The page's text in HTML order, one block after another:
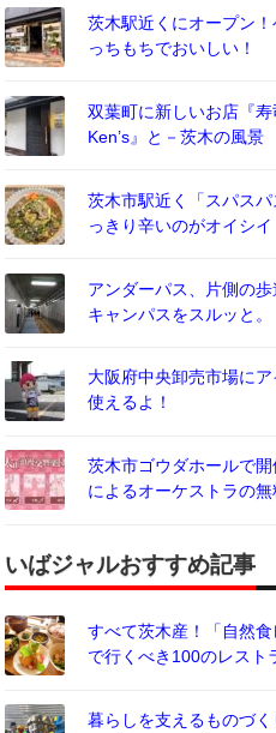
茨木駅近くにオープン
っちもちでおいしい！
双葉町に新しいお店『
Ken’s』と－茨木の風景
茨木市駅近く「スパス
っきり辛いのがオイシイ
アンダーパス、片側の
キャンパスをスルッと。
大阪府中央卸売市場に
使えるよ！
茨木市ゴウダホールで
によるオーケストラの無
いばジャルおすすめ記事
すべて茨木産！「自然
で行くべき100のレスト
暮らしを支えるものづ